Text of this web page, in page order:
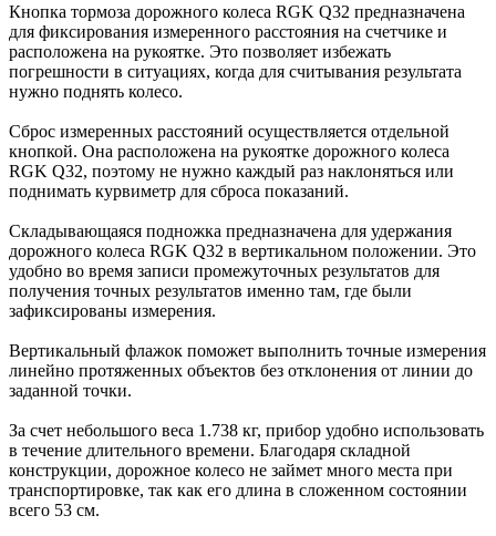
Кнопка тормоза дорожного колеса RGK Q32 предназначена
для фиксирования измеренного расстояния на счетчике и
расположена на рукоятке. Это позволяет избежать
погрешности в ситуациях, когда для считывания результата
нужно поднять колесо.
Сброс измеренных расстояний осуществляется отдельной
кнопкой. Она расположена на рукоятке дорожного колеса
RGK Q32, поэтому не нужно каждый раз наклоняться или
поднимать курвиметр для сброса показаний.
Складывающаяся подножка предназначена для удержания
дорожного колеса RGK Q32 в вертикальном положении. Это
удобно во время записи промежуточных результатов для
получения точных результатов именно там, где были
зафиксированы измерения.
Вертикальный флажок поможет выполнить точные измерения
линейно протяженных объектов без отклонения от линии до
заданной точки.
За счет небольшого веса 1.738 кг, прибор удобно использовать
в течение длительного времени. Благодаря складной
конструкции, дорожное колесо не займет много места при
транспортировке, так как его длина в сложенном состоянии
всего 53 см.